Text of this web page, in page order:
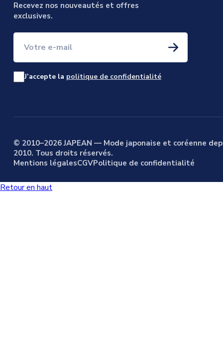
Recevez nos nouveautés et offres
exclusives.
J’accepte la politique de confidentialité
© 2010–2026 JAPEAN — Mode japonaise et coréenne
2010. Tous droits réservés.
Mentions légalesCGVPolitique de confidentialité
Retour en haut